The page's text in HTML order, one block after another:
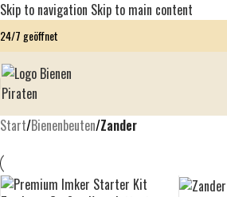
Skip to navigation Skip to main content
24/7 geöffnet
Start/Bienenbeuten/Zander